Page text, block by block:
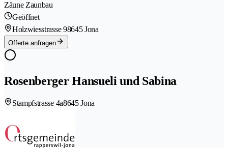
Zäune Zaunbau
Geöffnet
Holzwiesstrasse 98645 Jona
Offerte anfragen
Rosenberger Hansueli und Sabina
Stampfstrasse 4a8645 Jona